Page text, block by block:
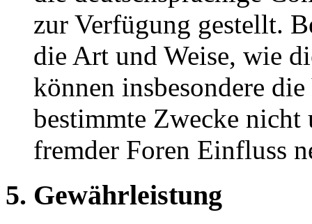
zur Verfügung gestellt.
die Art und Weise, wie
können insbesondere
bestimmte Zwecke nicht
fremder Foren Einfluss
5. Gewährleistung